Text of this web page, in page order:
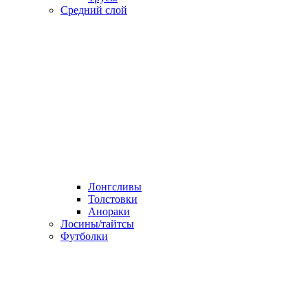
Средний слой
Лонгсливы
Толстовки
Анораки
Лосины/тайтсы
Футболки